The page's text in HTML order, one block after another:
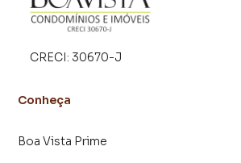
Localização privilegiada:
CRECI: 30670-J
Conheça
Boa Vista Prime